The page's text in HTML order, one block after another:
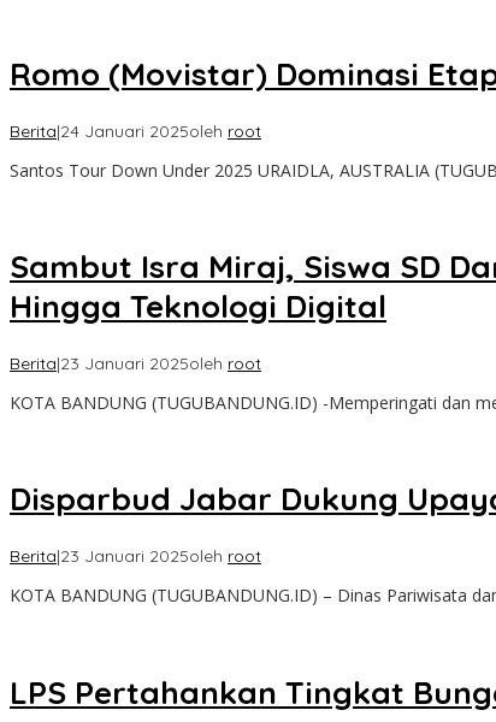
Romo (Movistar) Dominasi
Berita|24 Januari 2025oleh root
Santos Tour Down Under 2025 URAIDLA, AUSTRALIA
Sambut Isra Miraj, Siswa SD
Hingga Teknologi Digital
Berita|23 Januari 2025oleh root
KOTA BANDUNG (TUGUBANDUNG.ID) -Memperingati dan
Disparbud Jabar Dukung
Berita|23 Januari 2025oleh root
KOTA BANDUNG (TUGUBANDUNG.ID) – Dinas Pariwisata
LPS Pertahankan Tingkat